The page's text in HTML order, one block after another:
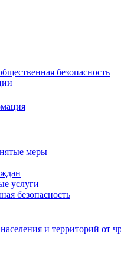
безопасность
меры
услуги
безопасность
и территорий от